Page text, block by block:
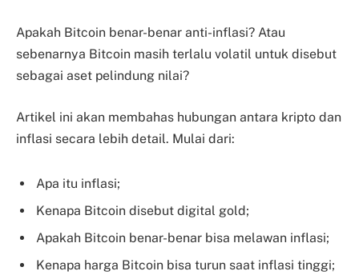
Apakah Bitcoin benar-benar anti-inflasi? Atau
sebenarnya Bitcoin masih terlalu volatil untuk disebut
sebagai aset pelindung nilai?
Artikel ini akan membahas hubungan antara kripto dan
inflasi secara lebih detail. Mulai dari:
Apa itu inflasi;
Kenapa Bitcoin disebut digital gold;
Apakah Bitcoin benar-benar bisa melawan inflasi;
Kenapa harga Bitcoin bisa turun saat inflasi tinggi;